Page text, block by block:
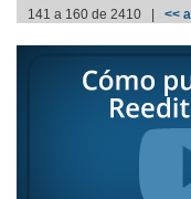
141 a 160 de 2410 | <<